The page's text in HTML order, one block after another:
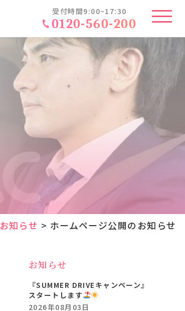
受付時間9:00~17:30
0120-560-200
お知らせ > ホームページ公開のお知らせ
お知らせ
『SUMMER DRIVEキャンペーン』
スタートします
2026年08月03日